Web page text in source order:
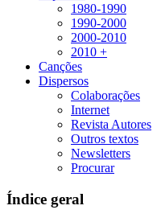
1980-1990
1990-2000
2000-2010
2010 +
Canções
Dispersos
Colaborações
Internet
Revista Autores
Outros textos
Newsletters
Procurar
Índice geral